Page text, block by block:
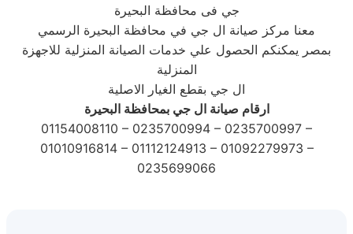
جي فى محافظة البحيرة
معنا مركز صيانة ال جي في محافظة البحيرة الرسمي
بمصر يمكنكم الحصول علي خدمات الصيانة المنزلية للاجهزة
المنزلية
ال جي بقطع الغيار الاصلية
ارقام صيانة ال جي بمحافظة البحيرة
01154008110 – 0235700994 – 0235700997 –
01010916814 – 01112124913 – 01092279973 –
0235699066